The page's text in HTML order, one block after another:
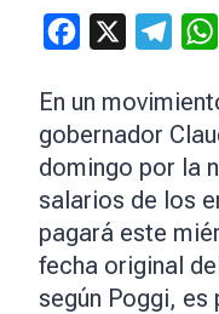
Facebook
En un
gobernador
domingo por la
salarios de los
pagará este
fecha original
según Poggi,